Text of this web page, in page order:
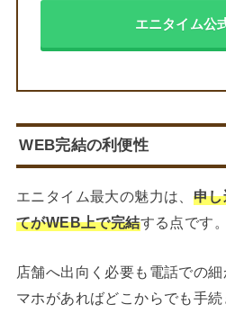
エニタイム公
WEB完結の利便性
エニタイム最大の魅力は、 申
てがWEB上で完結する点です。
店舗へ出向く必要も電話での
マホがあればどこからでも手続